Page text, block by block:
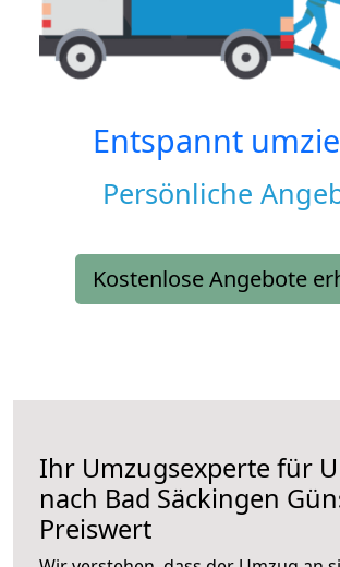
Entspannt
Persönliche
Kostenlose Angebote
Ihr Umzugsexperte für
nach Bad Säckingen
Preiswert